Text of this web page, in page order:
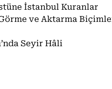
İstanbul Kuranlar
ve Aktarma
Seyir Hâli